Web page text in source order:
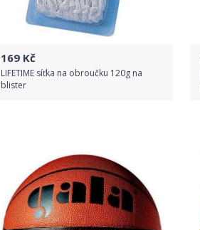
169 Kč
LIFETIME síťka na obroučku 120g na
blister
Detail produktu